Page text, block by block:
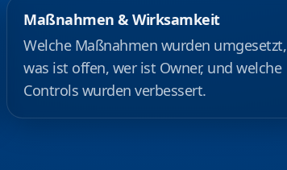
Maßnahmen & Wirksamkeit
Welche Maßnahmen wurden umgesetzt,
was ist offen, wer ist Owner, und welche
Controls wurden verbessert.